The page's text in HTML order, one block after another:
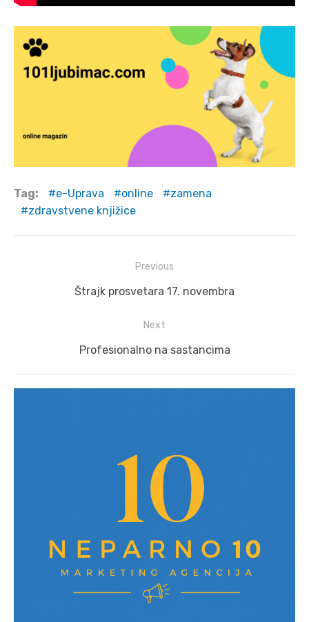
Tag: e-Uprava online
zamena
zdravstvene knjižice
navigation
Previous
Previous
Štrajk prosvetara 17. novembra
Next
Next
Profesionalno na sastancima